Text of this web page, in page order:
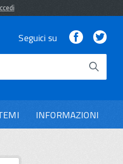
Seguici su Facebook
INFORMAZIONI